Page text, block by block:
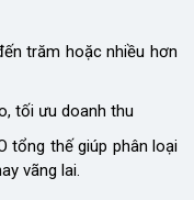
trăm hoặc nhiều hơn
tối ưu doanh thu
tổng thế giúp phân loại
vãng lai.